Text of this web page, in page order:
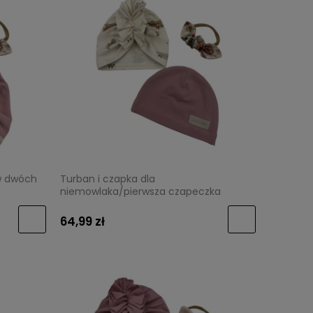
dwóch
Turban i czapka dla
niemowlaka/pierwsza czapeczka
64,99 zł